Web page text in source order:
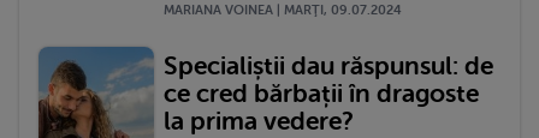
MARIANA VOINEA | MARŢI, 09.07.2024
Specialiștii dau răspunsul: de
ce cred bărbații în dragoste
la prima vedere?